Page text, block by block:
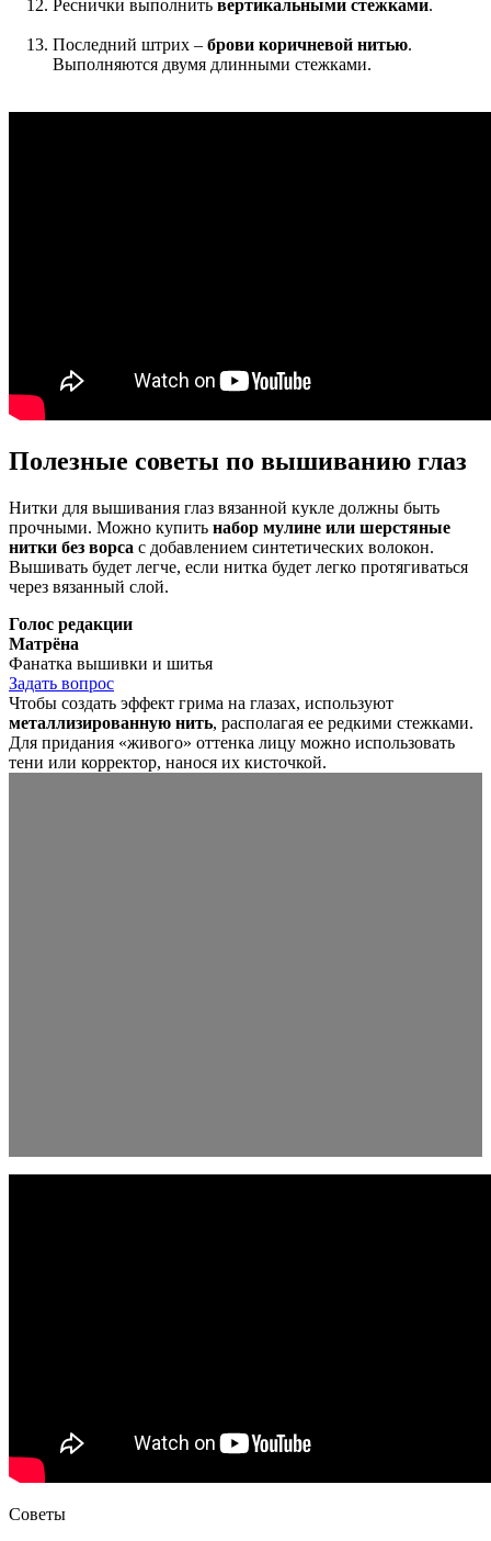
Реснички выполнить вертикальными стежками.
Последний штрих – брови коричневой нитью.
Выполняются двумя длинными стежками.
Полезные советы по вышиванию глаз
Нитки для вышивания глаз вязанной кукле должны быть
прочными. Можно купить набор мулине или шерстяные
нитки без ворса с добавлением синтетических волокон.
Вышивать будет легче, если нитка будет легко протягиваться
через вязанный слой.
Голос редакции
Матрёна
Фанатка вышивки и шитья
Задать вопрос
Чтобы создать эффект грима на глазах, используют
металлизированную нить, располагая ее редкими стежками.
Для придания «живого» оттенка лицу можно использовать
тени или корректор, нанося их кисточкой.
Советы